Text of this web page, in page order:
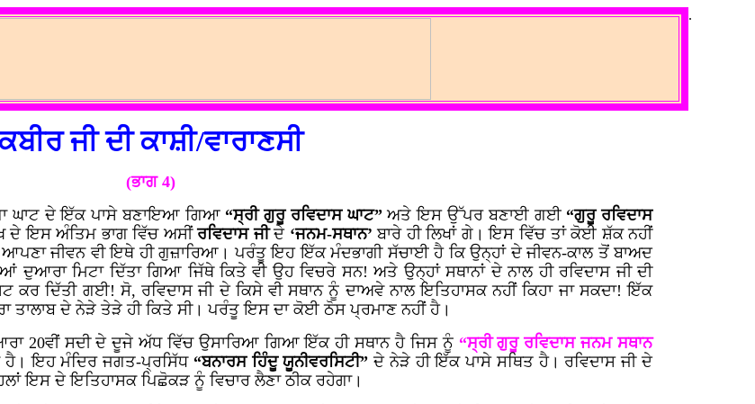
ਜੀ ਦੀ ਕਾਸ਼ੀ/ਵਾਰਾਣਸੀ
(ਭਾਗ 4)
ਘਾਟ ਦੇ ਇੱਕ ਪਾਸੇ ਬਣਾਇਆ ਗਿਆ “ਸ੍ਰੀ ਗੁਰੂ ਰਵਿਦਾਸ ਘਾਟ”ਅਤੇ ਇਸ ਉੱਪਰ ਬਣਾਈ ਗਈ “ਗੁਰੂ ਰਵਿਦਾਸ
ਦੇ ਇਸ ਅੰਤਿਮ ਭਾਗ ਵਿੱਚ ਅਸੀਂਰਵਿਦਾਸ ਜੀਦੇ ‘ਜਨਮ-ਸਥਾਨ’ਬਾਰੇ ਹੀ ਲਿਖਾਂ ਗੇ। ਇਸ ਵਿੱਚ ਤਾਂ ਕੋਈ ਸ਼ੱਕ ਨਹੀਂ
ਜੀਵਨ ਵੀ ਇਥੇ ਹੀ ਗੁਜ਼ਾਰਿਆ। ਪਰੰਤੂ ਇਹ ਇੱਕ ਮੰਦਭਾਗੀ ਸੱਚਾਈ ਹੈ ਕਿ ਉਨ੍ਹਾਂ ਦੇ ਜੀਵਨ-ਕਾਲ ਤੋਂ ਬਾਅਦ
ਦੁਆਰਾ ਮਿਟਾ ਦਿੱਤਾ ਗਿਆ ਜਿੱਥੇ ਕਿਤੇ ਵੀ ਉਹ ਵਿਚਰੇ ਸਨ! ਅਤੇ ਉਨ੍ਹਾਂ ਸਥਾਨਾਂ ਦੇ ਨਾਲ ਹੀ ਰਵਿਦਾਸ ਜੀ ਦੀ
ਕਰ ਦਿੱਤੀ ਗਈ! ਸੋ, ਰਵਿਦਾਸ ਜੀ ਦੇ ਕਿਸੇ ਵੀ ਸਥਾਨ ਨੂੰ ਦਾਅਵੇ ਨਾਲ ਇਤਿਹਾਸਕ ਨਹੀਂ ਕਿਹਾ ਜਾ ਸਕਦਾ! ਇੱਕ
ਤਾਲਾਬ ਦੇ ਨੇੜੇ ਤੇੜੇ ਹੀ ਕਿਤੇ ਸੀ। ਪਰੰਤੂ ਇਸ ਦਾ ਕੋਈ ਠੋਸ ਪ੍ਰਮਾਣ ਨਹੀਂ ਹੈ।
20ਵੀਂ ਸਦੀ ਦੇ ਦੂਜੇ ਅੱਧ ਵਿੱਚ ਉਸਾਰਿਆ ਗਿਆ ਇੱਕ ਹੀ ਸਥਾਨ ਹੈ ਜਿਸ ਨੂੰ “ਸ੍ਰੀ ਗੁਰੂ ਰਵਿਦਾਸ ਜਨਮ ਸਥਾਨ
ਹੈ। ਇਹ ਮੰਦਿਰ ਜਗਤ-ਪ੍ਰਸਿੱਧ “ਬਨਾਰਸ ਹਿੰਦੂ ਯੂਨੀਵਰਸਿਟੀ”ਦੇ ਨੇੜੇ ਹੀ ਇੱਕ ਪਾਸੇ ਸਥਿਤ ਹੈ। ਰਵਿਦਾਸ ਜੀ ਦੇ
ਇਸ ਦੇ ਇਤਿਹਾਸਕ ਪਿਛੋਕੜ ਨੂੰ ਵਿਚਾਰ ਲੈਣਾ ਠੀਕ ਰਹੇਗਾ।
.